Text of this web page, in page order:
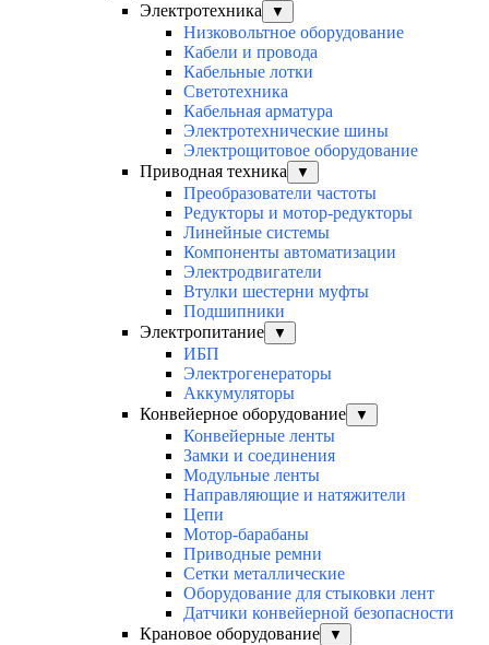
Электротехника ▼
Низковольтное оборудование
Кабели и провода
Кабельные лотки
Светотехника
Кабельная арматура
Электротехнические шины
Электрощитовое оборудование
Приводная техника
▼
Преобразователи частоты
Редукторы и мотор-редукторы
Линейные системы
Компоненты автоматизации
Электродвигатели
Втулки шестерни муфты
Подшипники
Электропитание
▼
ИБП
Электрогенераторы
Аккумуляторы
Конвейерное оборудование
▼
Конвейерные ленты
Замки и соединения
Модульные ленты
Направляющие и натяжители
Цепи
Мотор-барабаны
Приводные ремни
Сетки металлические
Оборудование для стыковки лент
Датчики конвейерной безопасности
Крановое оборудование
▼